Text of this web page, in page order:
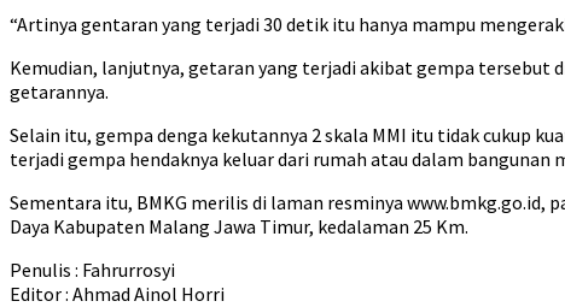
“Artinya gentaran yang terjadi 30 detik itu hanya mampu
Kemudian, lanjutnya, getaran yang terjadi akibat gempa tersebut
getarannya.
Selain itu, gempa denga kekutannya 2 skala MMI itu tidak cukup
terjadi gempa hendaknya keluar dari rumah atau dalam bangunan
Sementara itu, BMKG merilis di laman resminya www.bmkg.go.id,
Daya Kabupaten Malang Jawa Timur, kedalaman 25 Km.
Penulis : Fahrurrosyi
Editor : Ahmad Ainol Horri